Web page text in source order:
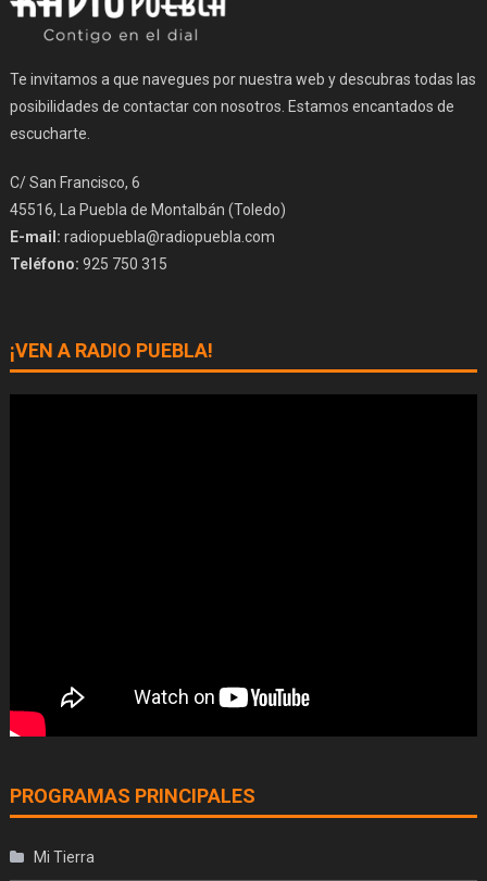
Te invitamos a que navegues por nuestra web y descubras todas las
posibilidades de contactar con nosotros. Estamos encantados de
escucharte.
C/ San Francisco, 6
45516, La Puebla de Montalbán (Toledo)
E-mail: radiopuebla@radiopuebla.com
Teléfono: 925 750 315
¡VEN A RADIO PUEBLA!
PROGRAMAS PRINCIPALES
Mi Tierra